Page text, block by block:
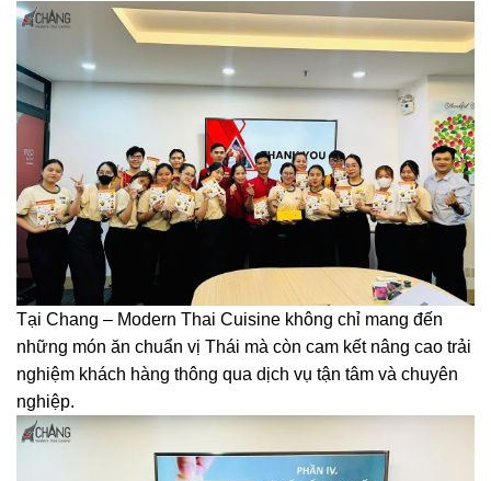
Tại Chang – Modern Thai Cuisine không chỉ mang đến
những món ăn chuẩn vị Thái mà còn cam kết nâng cao trải
nghiệm khách hàng thông qua dịch vụ tận tâm và chuyên
nghiệp.